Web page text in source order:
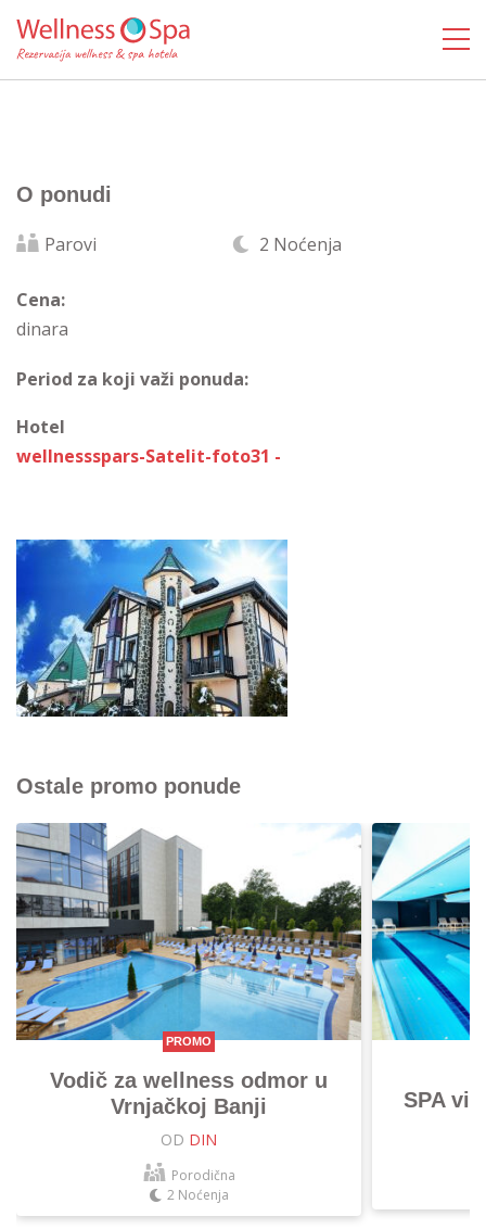
O ponudi
Parovi 2 Noćenja
Cena:
dinara
Period za koji važi ponuda:
Hotel
wellnessspars-Satelit-foto31 -
Ostale promo ponude
PROMO
Vodič za wellness odmor u
Vrnjačkoj Banji
OD DIN
Porodična
2 Noćenja
SPA